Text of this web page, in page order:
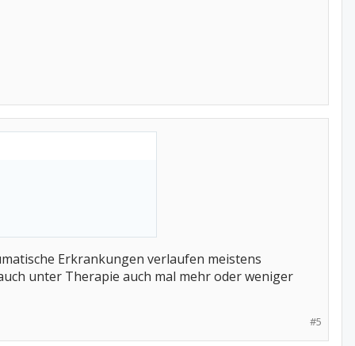
Erkrankungen verlaufen meistens
unter Therapie auch mal mehr oder weniger
#5